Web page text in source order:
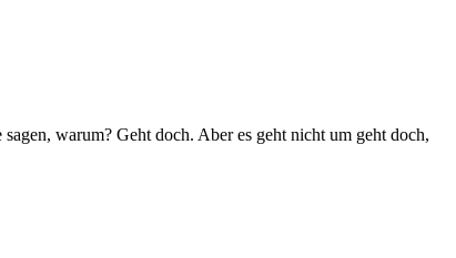
warum? Geht doch. Aber es geht nicht um geht doch,